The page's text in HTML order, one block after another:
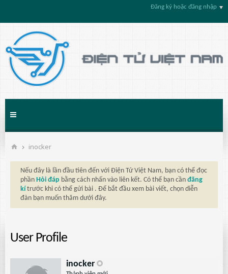
Đăng ký hoặc đăng nhập
inocker
Nếu đây là lần đầu tiên đến với Điện Tử Việt Nam, bạn có thể đọc
phần Hỏi đáp bằng cách nhấn vào liên kết. Có thể bạn cần đăng
kí trước khi có thể gửi bài . Để bắt đầu xem bài viết, chọn diễn
đàn bạn muốn thăm dưới đây.
User Profile
inocker